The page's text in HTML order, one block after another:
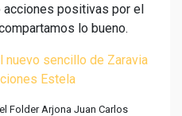
acciones positivas por el
lo bueno.
nuevo sencillo de Zaravia
Estela
Folder Arjona Juan Carlos